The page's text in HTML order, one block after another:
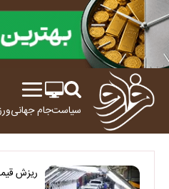
سیاستجام جهانی
ریزش